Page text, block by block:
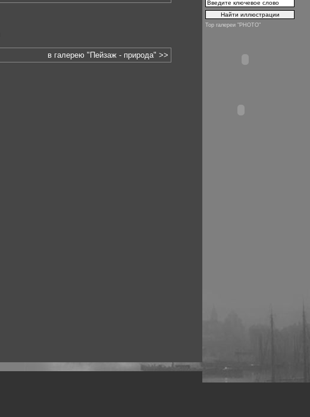
в галерею "Пейзаж - природа" >>
Top галереи "PHOTO"